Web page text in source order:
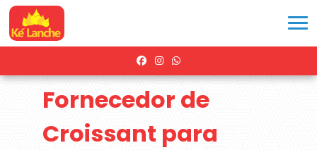
Fornecedor de
Croissant para